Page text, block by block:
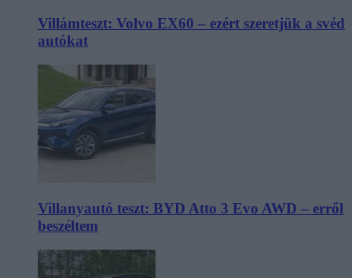
Villámteszt: Volvo EX60 – ezért szeretjük a svéd
autókat
Villanyautó teszt: BYD Atto 3 Evo AWD – erről
beszéltem